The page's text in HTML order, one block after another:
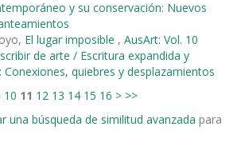
y su conservación: Nuevos
El lugar imposible , AusArt: Vol. 10
de arte / Escritura expandida y
quiebres y desplazamientos
10 11 12 13 14 15 16 > >>
una búsqueda de similitud avanzada para